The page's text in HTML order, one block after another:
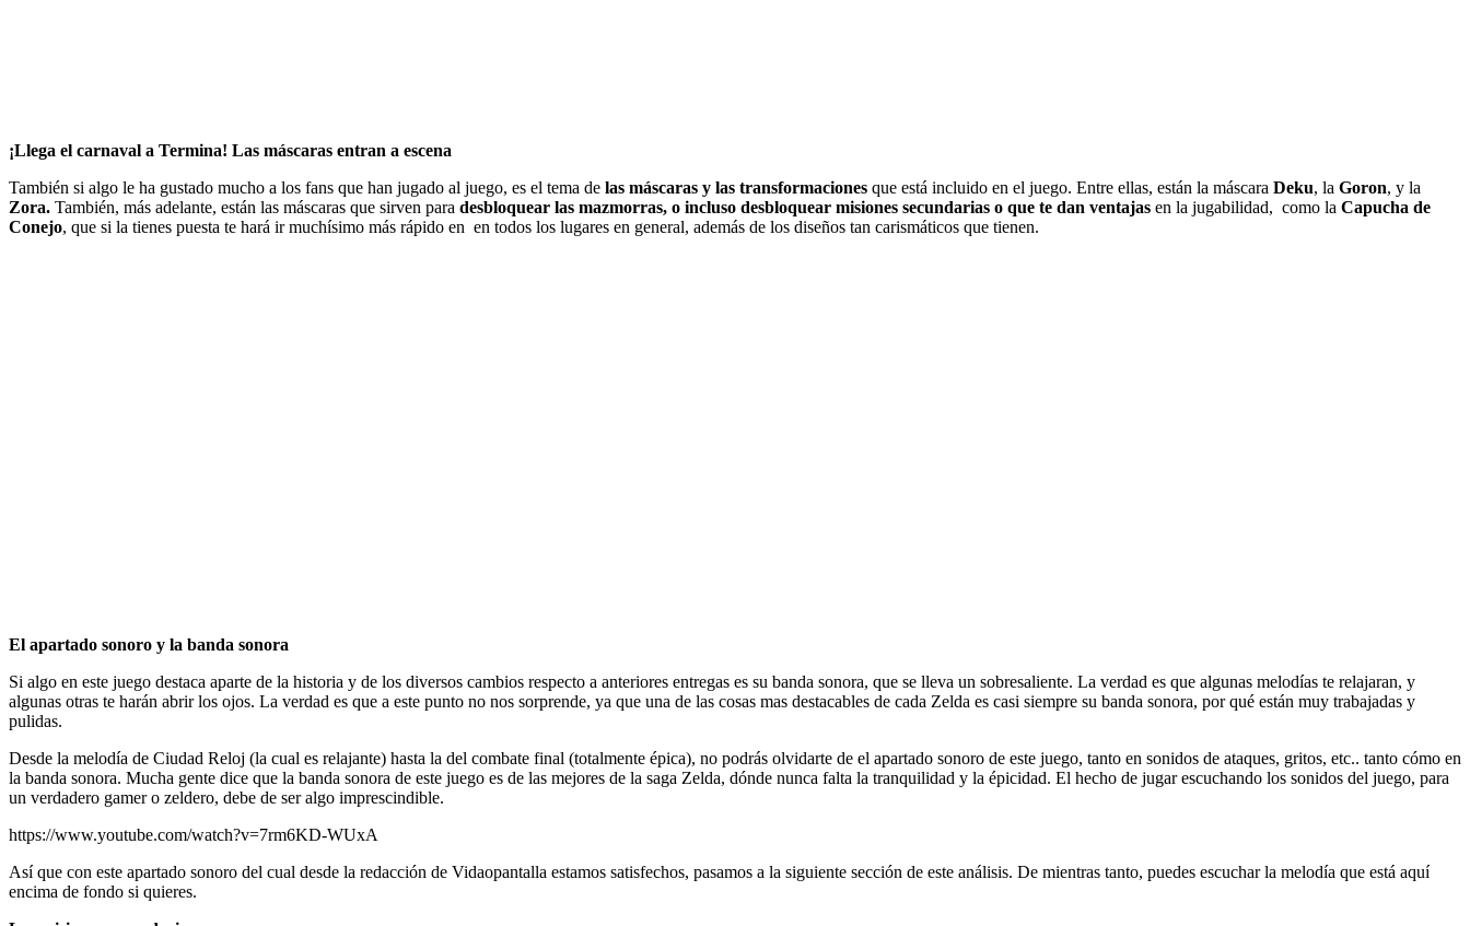
¡Llega el carnaval a Termina! Las máscaras entran a escena
También si algo le ha gustado mucho a los fans que han jugado al juego, es el tema de las máscaras y las transformaciones que está incluido en el juego. Entre ellas, están la máscara Deku, la Goron, y la
Zora. También, más adelante, están las máscaras que sirven para desbloquear las mazmorras, o incluso desbloquear misiones secundarias o que te dan ventajas en la jugabilidad, como la Capucha de
Conejo, que si la tienes puesta te hará ir muchísimo más rápido en en todos los lugares en general, además de los diseños tan carismáticos que tienen.
El apartado sonoro y la banda sonora
Si algo en este juego destaca aparte de la historia y de los diversos cambios respecto a anteriores entregas es su banda sonora, que se lleva un sobresaliente. La verdad es que algunas melodías te relajaran, y
algunas otras te harán abrir los ojos. La verdad es que a este punto no nos sorprende, ya que una de las cosas mas destacables de cada Zelda es casi siempre su banda sonora, por qué están muy trabajadas y
pulidas.
Desde la melodía de Ciudad Reloj (la cual es relajante) hasta la del combate final (totalmente épica), no podrás olvidarte de el apartado sonoro de este juego, tanto en sonidos de ataques, gritos, etc.. tanto cómo en
la banda sonora. Mucha gente dice que la banda sonora de este juego es de las mejores de la saga Zelda, dónde nunca falta la tranquilidad y la épicidad. El hecho de jugar escuchando los sonidos del juego, para
un verdadero gamer o zeldero, debe de ser algo imprescindible.
https://www.youtube.com/watch?v=7rm6KD-WUxA
Así que con este apartado sonoro del cual desde la redacción de Vidaopantalla estamos satisfechos, pasamos a la siguiente sección de este análisis. De mientras tanto, puedes escuchar la melodía que está aquí
encima de fondo si quieres.